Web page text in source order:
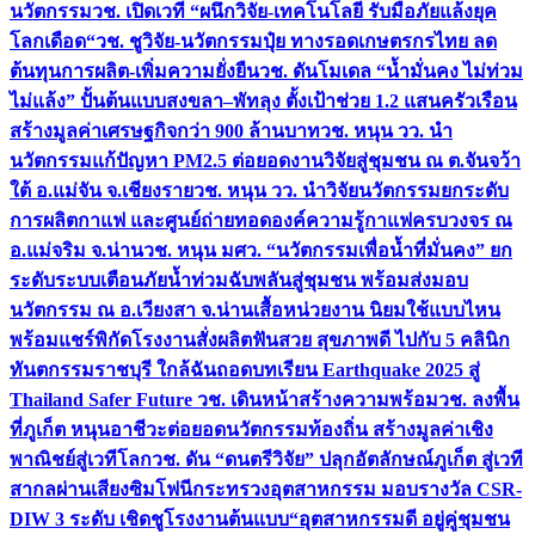
นวัตกรรมวช. เปิดเวที “ผนึกวิจัย-เทคโนโลยี รับมือภัยแล้งยุค
โลกเดือด“วช. ชูวิจัย-นวัตกรรมปุ๋ย ทางรอดเกษตรกรไทย ลด
ต้นทุนการผลิต-เพิ่มความยั่งยืนวช. ดันโมเดล “น้ำมั่นคง ไม่ท่วม
ไม่แล้ง” ปั้นต้นแบบสงขลา–พัทลุง ตั้งเป้าช่วย 1.2 แสนครัวเรือน
สร้างมูลค่าเศรษฐกิจกว่า 900 ล้านบาทวช. หนุน วว. นำ
นวัตกรรมแก้ปัญหา PM2.5 ต่อยอดงานวิจัยสู่ชุมชน ณ ต.จันจว้า
ใต้ อ.แม่จัน จ.เชียงรายวช. หนุน วว. นำวิจัยนวัตกรรมยกระดับ
การผลิตกาแฟ และศูนย์ถ่ายทอดองค์ความรู้กาแฟครบวงจร ณ
อ.แม่จริม จ.น่านวช. หนุน มศว. “นวัตกรรมเพื่อน้ำที่มั่นคง” ยก
ระดับระบบเตือนภัยน้ำท่วมฉับพลันสู่ชุมชน พร้อมส่งมอบ
นวัตกรรม ณ อ.เวียงสา จ.น่านเสื้อหน่วยงาน นิยมใช้แบบไหน
พร้อมแชร์พิกัดโรงงานสั่งผลิตฟันสวย สุขภาพดี ไปกับ 5 คลินิก
ทันตกรรมราชบุรี ใกล้ฉันถอดบทเรียน Earthquake 2025 สู่
Thailand Safer Future วช. เดินหน้าสร้างความพร้อมวช. ลงพื้น
ที่ภูเก็ต หนุนอาชีวะต่อยอดนวัตกรรมท้องถิ่น สร้างมูลค่าเชิง
พาณิชย์สู่เวทีโลกวช. ดัน “ดนตรีวิจัย” ปลุกอัตลักษณ์ภูเก็ต สู่เวที
สากลผ่านเสียงซิมโฟนีกระทรวงอุตสาหกรรม มอบรางวัล CSR-
DIW 3 ระดับ เชิดชูโรงงานต้นแบบ“อุตสาหกรรมดี อยู่คู่ชุมชน